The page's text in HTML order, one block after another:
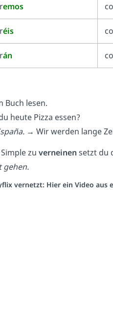
emos
éis
án
Buch lesen.
heute Pizza essen?
→ Wir werden lange
zu verneinen setzt du
gehen.
vernetzt: Hier ein Video aus